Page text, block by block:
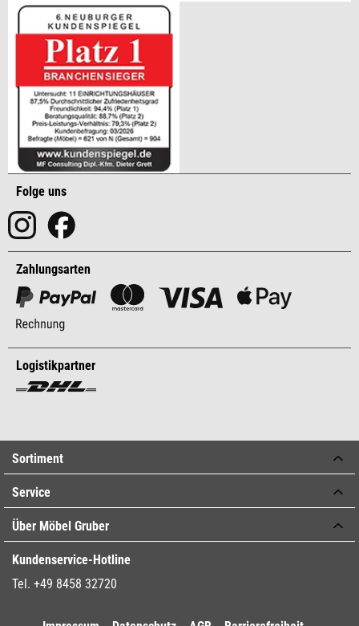
Folge uns
Zahlungsarten
Logistikpartner
Sortiment
Service
Über Möbel Gruber
Kundenservice-Hotline
Tel. +49 8458 32720